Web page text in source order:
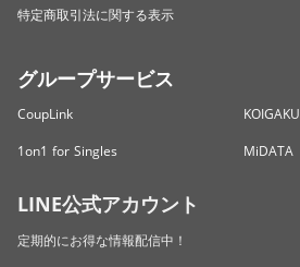
特定商取引法に関する表示
グループサービス
CoupLink
KOIGAKU
1on1 for Singles
MiDATA
LINE公式アカウント
定期的にお得な情報配信中！